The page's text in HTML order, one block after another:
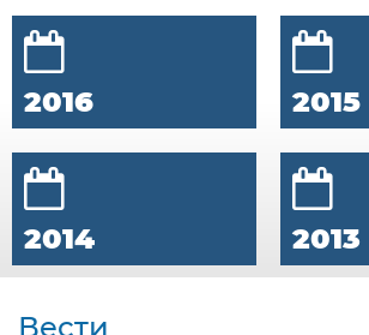
2016 2015
2014 2013
Вести